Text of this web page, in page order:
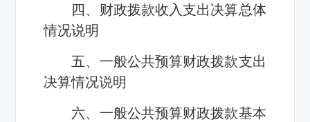
四、财政拨款收入支出决算总体
情况说明
五、一般公共预算财政拨款支出
决算情况说明
六、一般公共预算财政拨款基本